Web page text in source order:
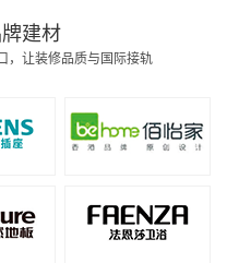
建材
，让装修品质与国际接轨